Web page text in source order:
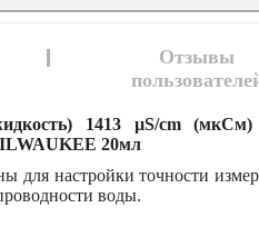
Отзывы
1413 µS/cm
20мл
для настройки точности
воды.